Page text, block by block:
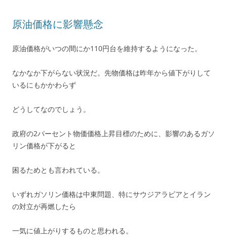
原油価格に影響懸念
原油価格がいつの間にか110円台を維持するようになった。
なかなか下がらない状況だ。先物価格は昨年から値下がりして
いるにもかかわらず
どうしてなのでしょう。
政府の2パーセント物価価格上昇目標のために、影響のあるガソ
リン価格が下がると
困るためとも言われている。
いずれガソリン価格は中東問題、特にサウジアラビアとイラン
の対立が再燃したら
一気に値上がりするものと思われる。